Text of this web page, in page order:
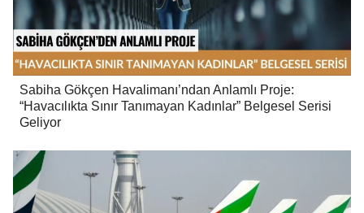
Sabiha Gökçen Havalimanı’ndan Anlamlı Proje:
“Havacılıkta Sınır Tanımayan Kadınlar” Belgesel Serisi
Geliyor